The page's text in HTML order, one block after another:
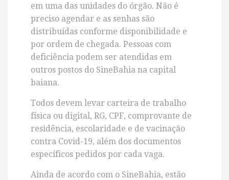
em uma das unidades do órgão. Não é
preciso agendar e as senhas são
distribuídas conforme disponibilidade e
por ordem de chegada. Pessoas com
deficiência podem ser atendidas em
outros postos do SineBahia na capital
baiana.
Todos devem levar carteira de trabalho
física ou digital, RG, CPF, comprovante de
residência, escolaridade e de vacinação
contra Covid-19, além dos documentos
específicos pedidos por cada vaga.
Ainda de acordo com o SineBahia, estão